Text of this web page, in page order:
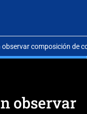
composición de
observar